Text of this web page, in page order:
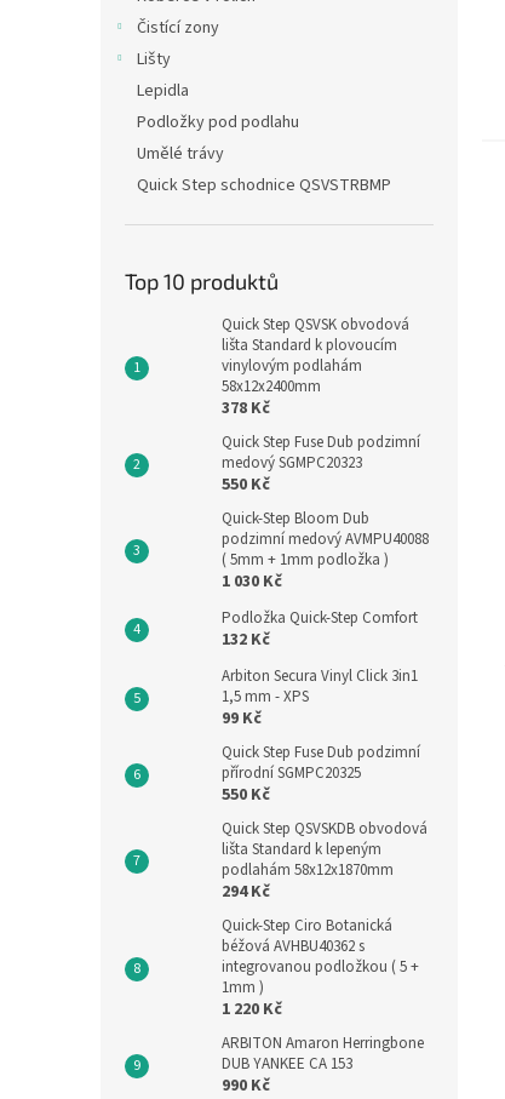
Čistící zony
Lišty
Lepidla
Podložky pod podlahu
Umělé trávy
Quick Step schodnice QSVSTRBMP
Top 10 produktů
Quick Step QSVSK obvodová
lišta Standard k plovoucím
vinylovým podlahám
58x12x2400mm
378 Kč
Quick Step Fuse Dub podzimní
medový SGMPC20323
550 Kč
Quick-Step Bloom Dub
podzimní medový AVMPU40088
( 5mm + 1mm podložka )
1 030 Kč
Podložka Quick-Step Comfort
132 Kč
Arbiton Secura Vinyl Click 3in1
1,5 mm - XPS
99 Kč
Quick Step Fuse Dub podzimní
přírodní SGMPC20325
550 Kč
Quick Step QSVSKDB obvodová
lišta Standard k lepeným
podlahám 58x12x1870mm
294 Kč
Quick-Step Ciro Botanická
béžová AVHBU40362 s
integrovanou podložkou ( 5 +
1mm )
1 220 Kč
ARBITON Amaron Herringbone
DUB YANKEE CA 153
990 Kč